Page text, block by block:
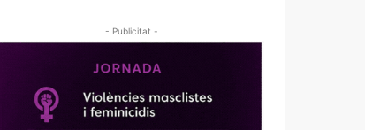
- Publicitat -